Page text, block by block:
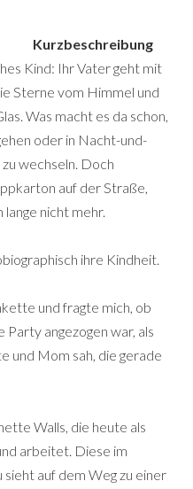
Kurzbeschreibung
Kind: Ihr Vater geht mit
Sterne vom Himmel und
Was macht es da schon,
oder in Nacht-und-
wechseln. Doch
auf der Straße,
lange nicht mehr.
ihre Kindheit.
und fragte mich, ob
Party angezogen war, als
und Mom sah, die gerade
Walls, die heute als
arbeitet. Diese im
auf dem Weg zu einer